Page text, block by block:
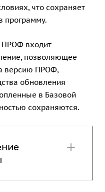
что сохраняет
программу.
ПРОФ входит
позволяющее
версию ПРОФ,
обновления
в Базовой
сохраняются.